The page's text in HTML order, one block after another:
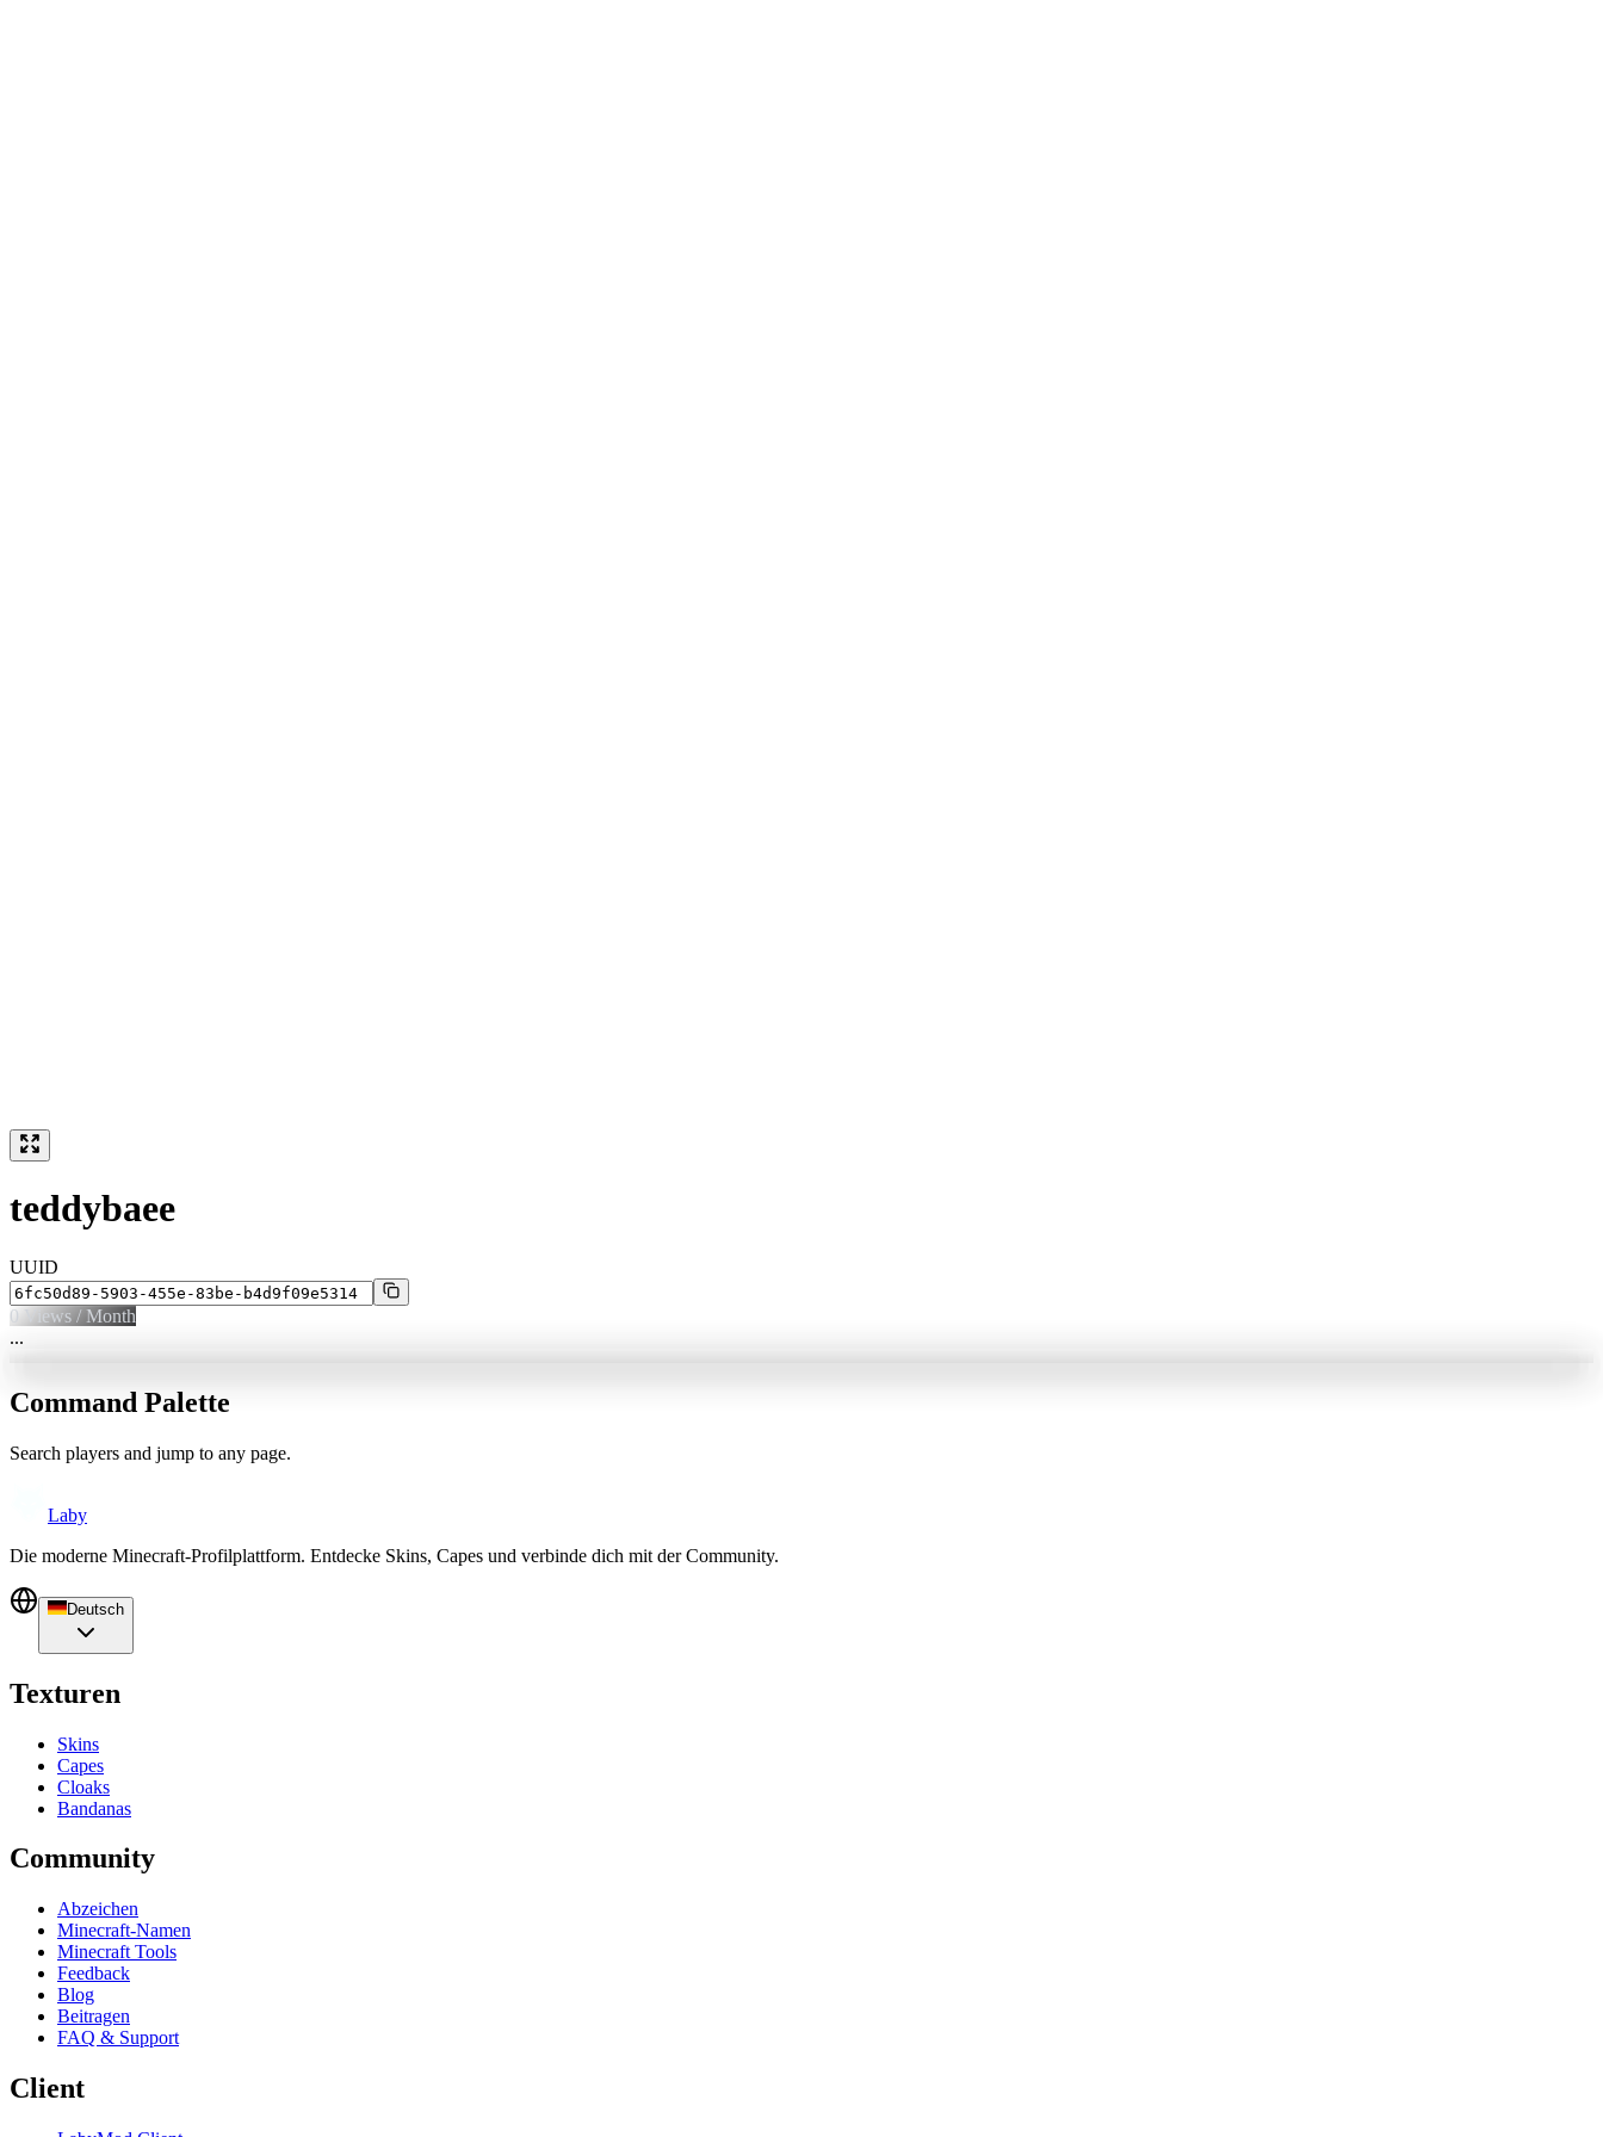
teddybaee
UUID
0 Views / Month
...
Command Palette
Search players and jump to any page.
Laby
Die moderne Minecraft-Profilplattform. Entdecke Skins, Capes und verbinde dich mit der Community.
Deutsch
Texturen
Skins
Capes
Cloaks
Bandanas
Community
Abzeichen
Minecraft-Namen
Minecraft Tools
Feedback
Blog
Beitragen
FAQ & Support
Client